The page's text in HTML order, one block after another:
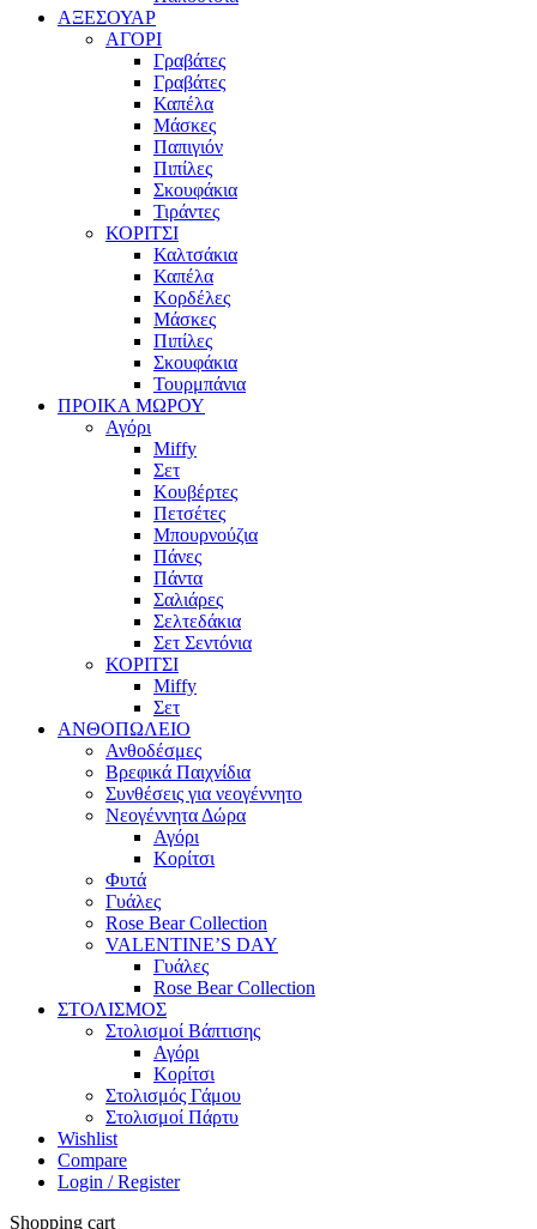
ΑΞΕΣΟΥΑΡ
ΑΓΟΡΙ
Γραβάτες
Γραβάτες
Καπέλα
Μάσκες
Παπιγιόν
Πιπίλες
Σκουφάκια
Τιράντες
ΚΟΡΙΤΣΙ
Καλτσάκια
Καπέλα
Κορδέλες
Μάσκες
Πιπίλες
Σκουφάκια
Τουρμπάνια
ΠΡΟΙΚΑ ΜΩΡΟΥ
Αγόρι
Miffy
Σετ
Κουβέρτες
Πετσέτες
Μπουρνούζια
Πάνες
Πάντα
Σαλιάρες
Σελτεδάκια
Σετ Σεντόνια
ΚΟΡΙΤΣΙ
Miffy
Σετ
ΑΝΘΟΠΩΛΕΙΟ
Ανθοδέσμες
Βρεφικά Παιχνίδια
Συνθέσεις για νεογέννητο
Νεογέννητα Δώρα
Αγόρι
Κορίτσι
Φυτά
Γυάλες
Rose Bear Collection
VALENTINE’S DAY
Γυάλες
Rose Bear Collection
ΣΤΟΛΙΣΜΟΣ
Στολισμοί Βάπτισης
Αγόρι
Κορίτσι
Στολισμός Γάμου
Στολισμοί Πάρτυ
Wishlist
Compare
Login / Register
Shopping cart